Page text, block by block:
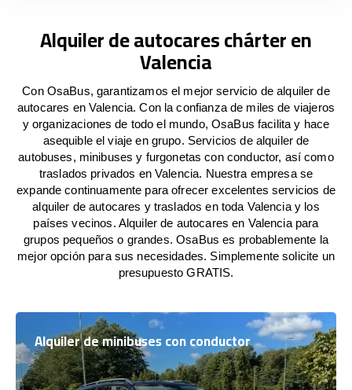
Alquiler de autocares chárter en
Valencia
Con OsaBus, garantizamos el mejor servicio de alquiler de
autocares en Valencia. Con la confianza de miles de viajeros
y organizaciones de todo el mundo, OsaBus facilita y hace
asequible el viaje en grupo. Servicios de alquiler de
autobuses, minibuses y furgonetas con conductor, así como
traslados privados en Valencia. Nuestra empresa se
expande continuamente para ofrecer excelentes servicios de
alquiler de autocares y traslados en toda Valencia y los
países vecinos. Alquiler de autocares en Valencia para
grupos pequeños o grandes. OsaBus es probablemente la
mejor opción para sus necesidades. Simplemente solicite un
presupuesto GRATIS.
Alquiler de minibuses con conductor